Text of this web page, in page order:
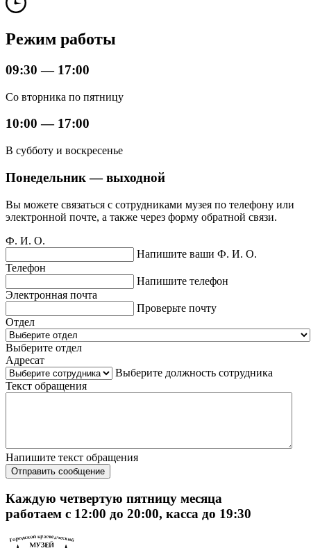
Режим работы
09:30 — 17:00
Со вторника по пятницу
10:00 — 17:00
В субботу и воскресенье
Понедельник — выходной
Вы можете связаться с сотрудниками музея по телефону или
электронной почте, а также через форму обратной связи.
Ф. И. О.
Напишите ваши Ф. И. О.
Телефон
Напишите телефон
Электронная почта
Проверьте почту
Отдел
Выберите отдел
Адресат
Выберите должность сотрудника
Текст обращения
Напишите текст обращения
Отправить сообщение
Каждую четвертую пятницу месяца
работаем с 12:00 до 20:00, касса до 19:30